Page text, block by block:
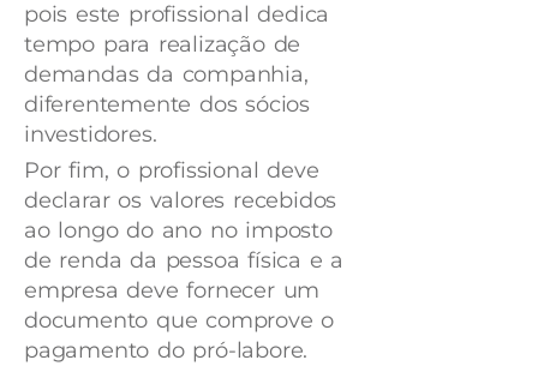
pois este profissional dedica
tempo para realização de
demandas da companhia,
diferentemente dos sócios
investidores.
Por fim, o profissional deve
declarar os valores recebidos
ao longo do ano no imposto
de renda da pessoa física e a
empresa deve fornecer um
documento que comprove o
pagamento do pró-labore.